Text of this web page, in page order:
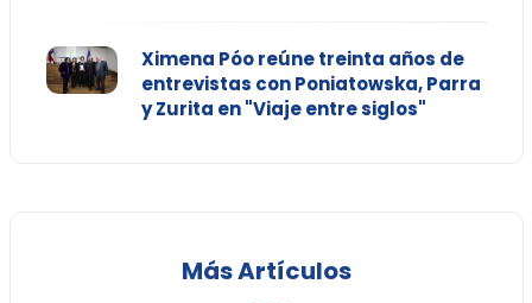
Ximena Póo reúne treinta años de
entrevistas con Poniatowska, Parra
y Zurita en "Viaje entre siglos"
Más Artículos